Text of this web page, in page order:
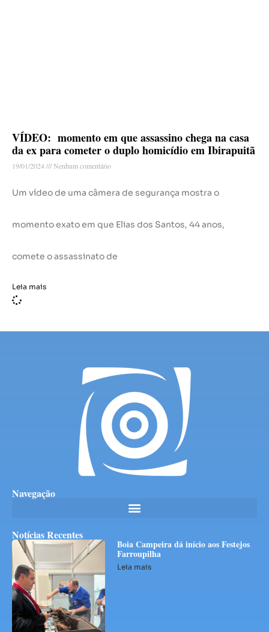
VÍDEO: momento em que assassino chega na casa
da ex para cometer o duplo homicídio em Ibirapuitã
19/01/2024 Nenhum comentário
Um vídeo de uma câmera de segurança mostra o
momento exato em que Elias dos Santos, 44 anos,
comete o assassinato de
Leia mais
Navegação
Notícias Recentes
Boia Campeira dá início aos Festejos
Farroupilha
Leia mais